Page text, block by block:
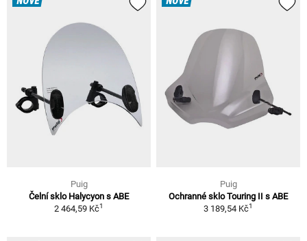
Puig
Čelní sklo Halycyon s ABE
2 464,59 Kč1
Puig
Ochranné sklo Touring II s ABE
3 189,54 Kč1